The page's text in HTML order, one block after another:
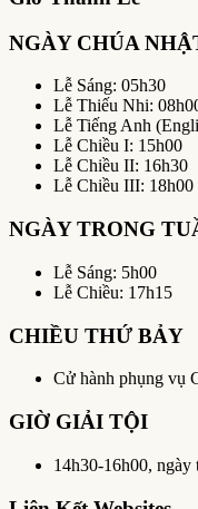
NGÀY CHÚA
Lễ Sáng: 05h30
Lễ Thiếu Nhi:
Lễ Tiếng Anh
Lễ Chiều I: 15h00
Lễ Chiều II: 16h30
Lễ Chiều III: 18h00
NGÀY TRONG
Lễ Sáng: 5h00
Lễ Chiều: 17h15
CHIỀU THỨ BẢY
Cử hành phụng vụ
GIỜ GIẢI TỘI
14h30-16h00,